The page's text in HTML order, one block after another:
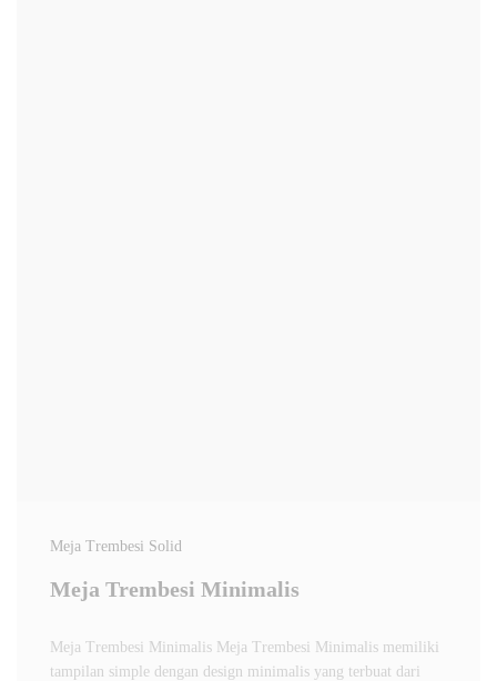
Meja Trembesi Solid
Meja Trembesi Minimalis
Meja Trembesi Minimalis Meja Trembesi Minimalis memiliki
tampilan simple dengan design minimalis yang terbuat dari